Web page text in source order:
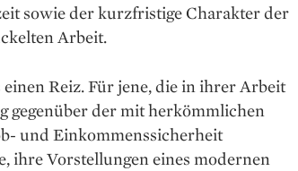
sowie der kurzfristige Charakter der
Arbeit.
Reiz. Für jene, die in ihrer Arbeit
gegenüber der mit herkömmlichen
und Einkommenssicherheit
ihre Vorstellungen eines modernen